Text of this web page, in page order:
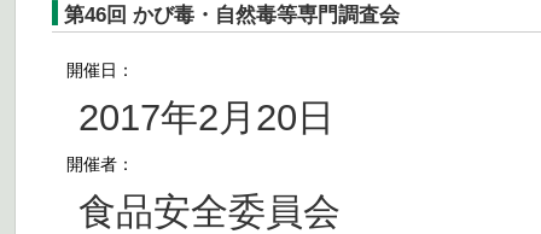
第46回 かび毒・自然毒等専門調査会
開催日：
2017年2月20日
開催者：
食品安全委員会